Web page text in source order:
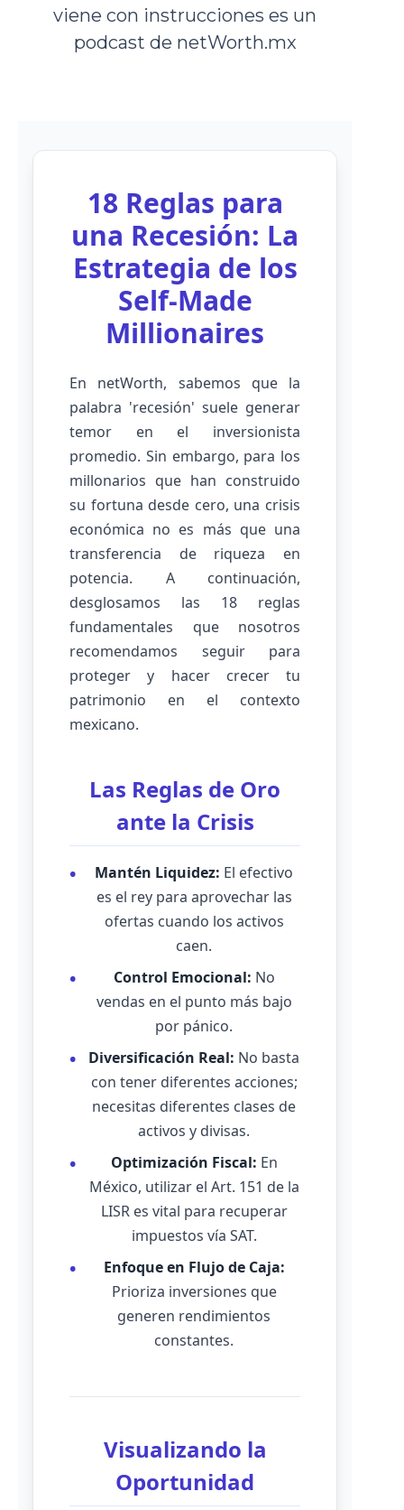
viene con instrucciones es un
podcast de netWorth.mx
18 Reglas para
una Recesión: La
Estrategia de los
Self-Made
Millionaires
En netWorth, sabemos que la
palabra 'recesión' suele generar
temor en el inversionista
promedio. Sin embargo, para los
millonarios que han construido
su fortuna desde cero, una crisis
económica no es más que una
transferencia de riqueza en
potencia. A continuación,
desglosamos las 18 reglas
fundamentales que nosotros
recomendamos seguir para
proteger y hacer crecer tu
patrimonio en el contexto
mexicano.
Las Reglas de Oro
ante la Crisis
Mantén Liquidez: El efectivo
es el rey para aprovechar las
ofertas cuando los activos
caen.
Control Emocional: No
vendas en el punto más bajo
por pánico.
Diversificación Real: No basta
con tener diferentes acciones;
necesitas diferentes clases de
activos y divisas.
Optimización Fiscal: En
México, utilizar el Art. 151 de la
LISR es vital para recuperar
impuestos vía SAT.
Enfoque en Flujo de Caja:
Prioriza inversiones que
generen rendimientos
constantes.
Visualizando la
Oportunidad